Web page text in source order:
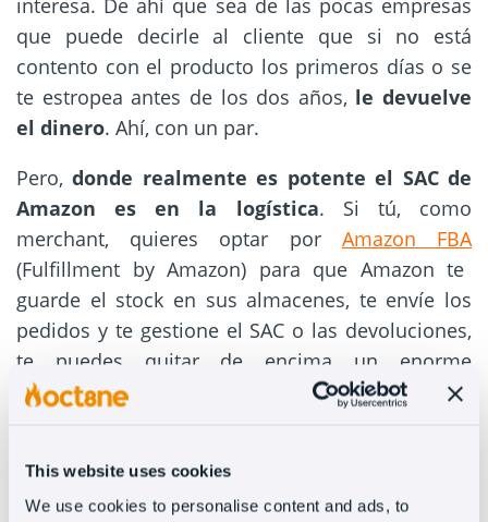
This website uses cookies
We use cookies to personalise content and ads, to
que puede decirle al cliente que si no está
contento con el producto los primeros días o se
te estropea antes de los dos años, le devuelve
el dinero. Ahí, con un par.
Pero,donde realmente es potente el SAC de
Amazon es en la logística. Si tú, como
merchant, quieres optar por Amazon FBA
(Fulfillment by Amazon) para que Amazon te
guarde el stock en sus almacenes, te envíe los
pedidos y te gestione el SAC o las devoluciones,
te puedes quitar de encima un enorme
quebradero de cabeza.
mega-barato— sino también por el servicio de
atención al cliente, centralizado, sin problemas y